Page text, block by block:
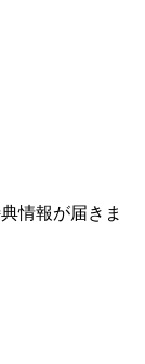
情報が届きま